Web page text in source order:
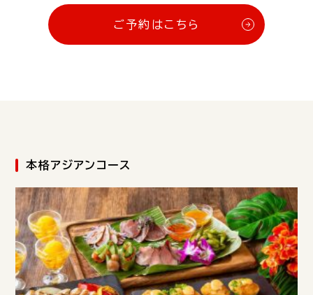
ご予約はこちら
本格アジアンコース